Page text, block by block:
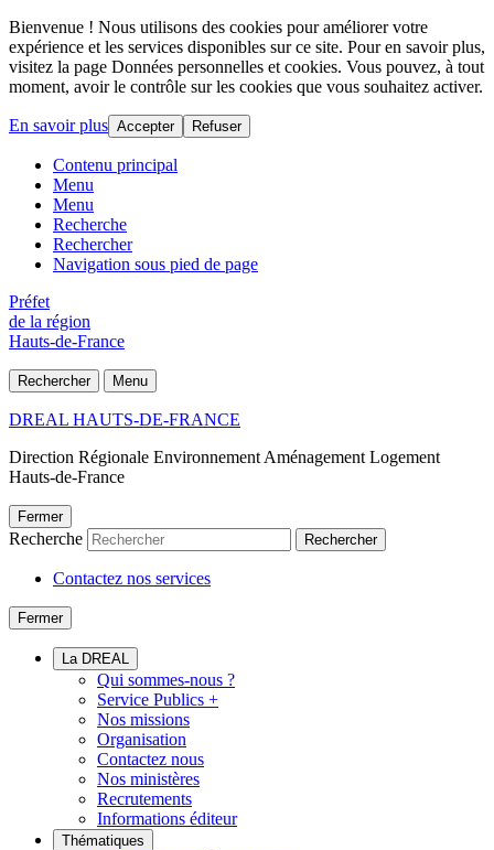
Bienvenue ! Nous utilisons des cookies pour améliorer votre
expérience et les services disponibles sur ce site. Pour en savoir plus,
visitez la page Données personnelles et cookies. Vous pouvez, à tout
moment, avoir le contrôle sur les cookies que vous souhaitez activer.
En savoir plus Accepter Refuser
Contenu principal
Menu
Menu
Recherche
Rechercher
Navigation sous pied de page
Préfet
de la région
Hauts-de-France
Rechercher Menu
DREAL HAUTS-DE-FRANCE
Direction Régionale Environnement Aménagement Logement
Hauts-de-France
Fermer
Recherche Rechercher
Contactez nos services
Fermer
La DREAL
Qui sommes-nous ?
Service Publics +
Nos missions
Organisation
Contactez nous
Nos ministères
Recrutements
Informations éditeur
Thématiques